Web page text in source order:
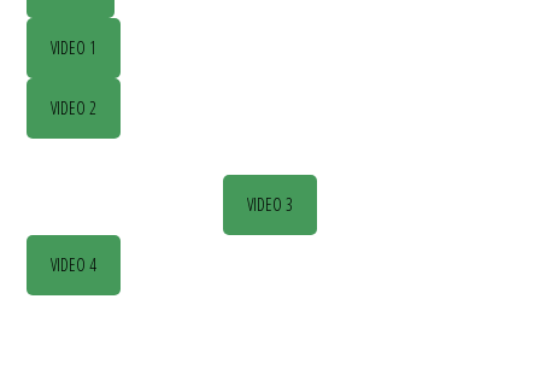
VIDEO 1
VIDEO 2
VIDEO 3
VIDEO 4